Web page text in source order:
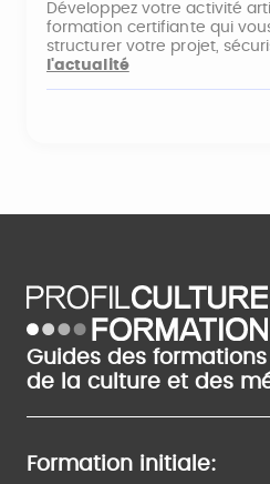
Développez votre activité
formation certifiante qui
structurer votre projet,
l'actualité
Guides des
de la culture et des
Formation initiale: